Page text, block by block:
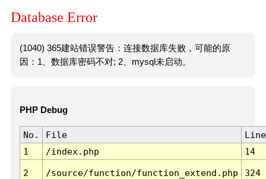
Database Error
(1040) 365建站错误警告：连接数据库失败，可能的原
因：1、数据库密码不对; 2、mysql未启动。
PHP Debug
No. File
Line
1
/index.php 14
2 /source/function/function_extend.php 324